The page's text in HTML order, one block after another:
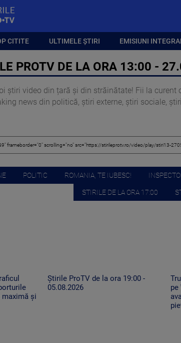
CITITE ULTIMELE ȘTIRI EMISIUNI
PROTV DE LA ORA 13:00 -
știri video din țară și din străinătate! Fii la
news din politică, știri externe, știri sociale,
POLITIC ROMANIA, TE IUBESC!
STIRILE DE LA ORA 17:00
maximă și
Știrile ProTV de la ora 19:00 -
05.08.2026
pe